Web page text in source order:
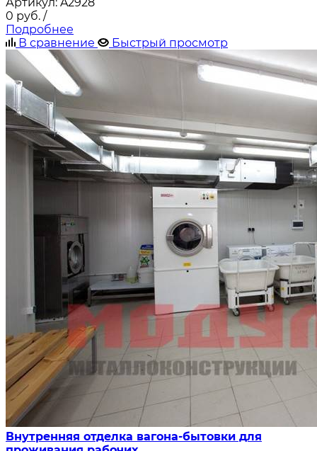
0 руб. /
Подробнее
В сравнение
Быстрый просмотр
Внутренняя отделка вагона-бытовки для